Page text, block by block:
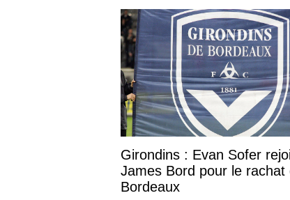
Girondins : Evan Sofer
James Bord pour le rachat
Bordeaux